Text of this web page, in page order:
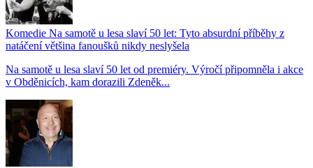
Komedie Na samotě u lesa slaví 50 let: Tyto absurdní příběhy z
natáčení většina fanoušků nikdy neslyšela
Na samotě u lesa slaví 50 let od premiéry. Výročí připomněla i akce
v Obděnicích, kam dorazili Zdeněk...